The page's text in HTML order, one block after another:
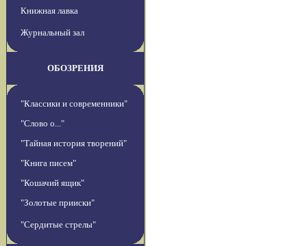
Книжная лавка
Журнальный зал
ОБОЗРЕНИЯ
"Классики и современники"
"Слово о..."
"Тайная история творений"
"Книга писем"
"Кошачий ящик"
"Золотые прииски"
"Сердитые стрелы"